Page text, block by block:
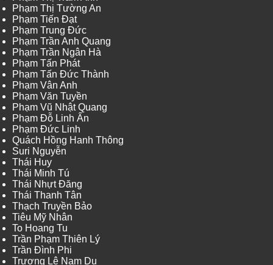
Phạm Thị Tường An
Phạm Tiến Đạt
Phạm Trung Đức
Phạm Trần Anh Quang
Phạm Trần Ngân Hà
Phạm Tấn Phát
Phạm Tấn Đức Thành
Phạm Vân Anh
Phạm Văn Tuyền
Phạm Vũ Nhật Quang
Phạm Đỗ Linh Ấn
Phạm Đức Linh
Quách Hồng Hanh Thông
Suri Nguyễn
Thái Huy
Thái Minh Tú
Thái Nhựt Đăng
Thái Thanh Tân
Thạch Truyền Bảo
Tiêu Mỹ Nhân
To Hoang Tu
Trần Phạm Thiên Lý
Trần Đình Phi
Trương Lê Nam Du